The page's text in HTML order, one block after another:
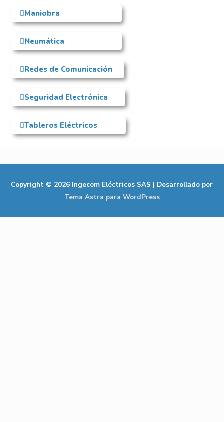
Maniobra
Neumática
Redes de Comunicación
Seguridad Electrónica
Tableros Eléctricos
Copyright © 2026 Ingecom Eléctricos SAS | Desarrollado por
Tema Astra para WordPress